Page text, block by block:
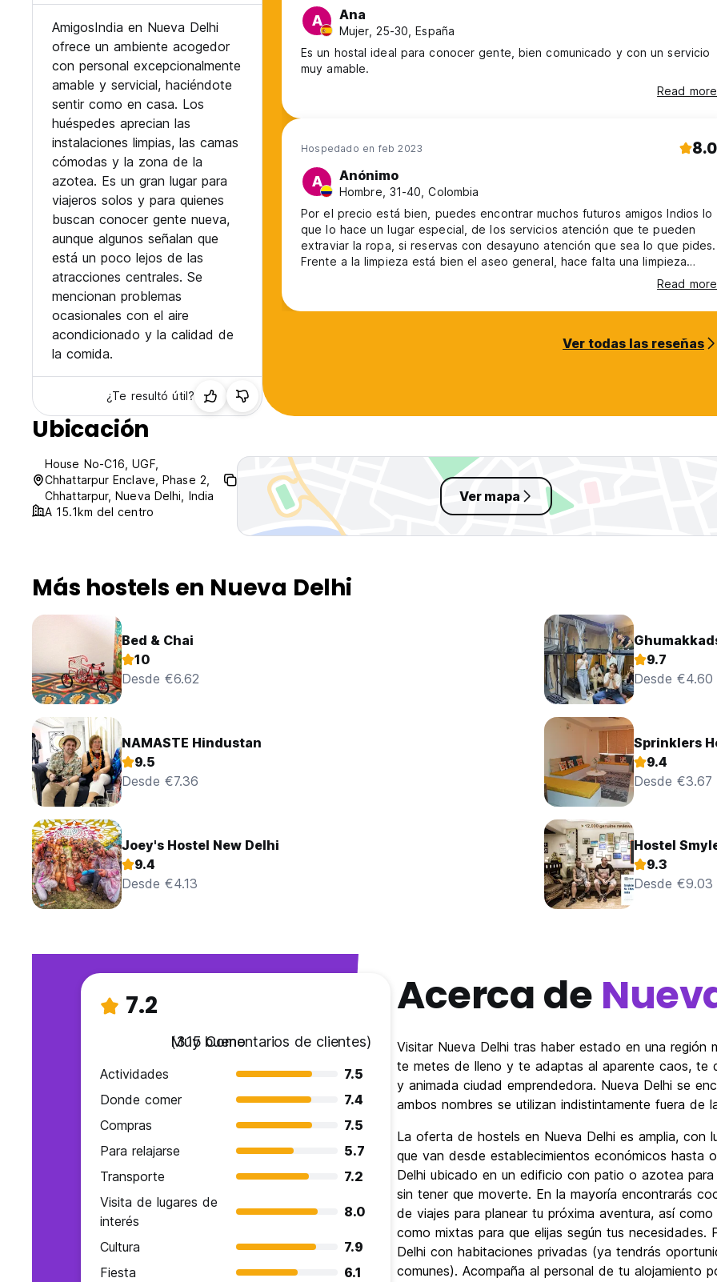
AmigosIndia en Nueva Delhi
ofrece un ambiente acogedor
con personal excepcionalmente
amable y servicial, haciéndote
sentir como en casa. Los
huéspedes aprecian las
instalaciones limpias, las camas
cómodas y la zona de la
azotea. Es un gran lugar para
viajeros solos y para quienes
buscan conocer gente nueva,
aunque algunos señalan que
está un poco lejos de las
atracciones centrales. Se
mencionan problemas
ocasionales con el aire
acondicionado y la calidad de
la comida.
¿Te resultó útil?
A Ana
Mujer, 25-30, España
Es un hostal ideal para conocer gente, bien comunicado y con un servicio
muy amable.
Read more
Hospedado en feb 2023 8.0
A Anónimo
Hombre, 31-40, Colombia
Por el precio está bien, puedes encontrar muchos futuros amigos Indios lo
que lo hace un lugar especial, de los servicios atención que te pueden
extraviar la ropa, si reservas con desayuno atención que sea lo que pides.
Frente a la limpieza está bien el aseo general, hace falta una limpieza
profunda de baños y espejos, también de la cocina del primer nivel.Read more
Ver todas las reseñas
Ubicación
House No-C16, UGF,
Chhattarpur Enclave, Phase 2,
Chhattarpur, Nueva Delhi, India
A 15.1km del centro
Ver mapa
Más hostels en Nueva Delhi
Bed & Chai
10
Desde €6.62
9.7
Desde €4.60
NAMASTE Hindustan
9.5
Desde €7.36
Sprinklers
9.4
Desde €3.67
Joey's Hostel New Delhi
9.4
Desde €4.13
Hostel
9.3
Desde €9.03
7.2
Muy bueno
(315 Comentarios de clientes)
Actividades
7.5
Donde comer
7.4
Compras
7.5
Para relajarse
5.7
Transporte
7.2
Visita de lugares de
interés
8.0
Cultura
7.9
Fiesta
6.1
Acerca de
Visitar Nueva Delhi tras haber estado en una región
te metes de lleno y te adaptas al aparente caos, te
y animada ciudad emprendedora. Nueva Delhi se
ambos nombres se utilizan indistintamente fuera de
La oferta de hostels en Nueva Delhi es amplia, con
que van desde establecimientos económicos hasta
Delhi ubicado en un edificio con patio o azotea
sin tener que moverte. En la mayoría encontrarás
de viajes para planear tu próxima aventura, así
como mixtas para que elijas según tus
Delhi con habitaciones privadas (ya tendrás
comunes). Acompaña al personal de tu alojamiento